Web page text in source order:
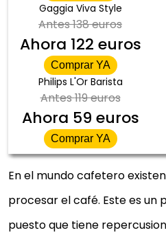
Gaggia Viva Style
Antes138 euros
Ahora 122 euros
Comprar YA
Philips L'Or Barista
Antes119 euros
Ahora 59 euros
Comprar YA
En el mundo cafetero
procesar el café. Este es un
puesto que tiene